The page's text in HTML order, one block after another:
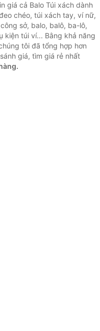
giá cả Balo Túi xách dành
chéo, túi xách tay, ví nữ,
sở, balo, balô, ba-lô,
kiện túi ví... Bằng khả năng
tôi đã tổng hợp hơn
giá, tìm giá rẻ nhất